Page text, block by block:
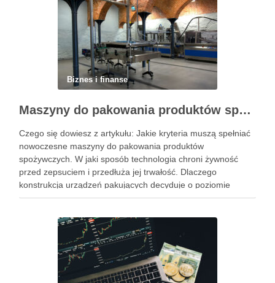
Biznes i finanse
Maszyny do pakowania produktów spożywczych – standardy higieny i nowoczesne technologie w przetwórstwie
Czego się dowiesz z artykułu: Jakie kryteria muszą spełniać
nowoczesne maszyny do pakowania produktów
spożywczych. W jaki sposób technologia chroni żywność
przed zepsuciem i przedłuża jej trwałość. Dlaczego
konstrukcja urządzeń pakujących decyduje o poziomie
higieny w zakładzie. Jak dobrać odpowiedni system
Powiązane wpisy: Jak …